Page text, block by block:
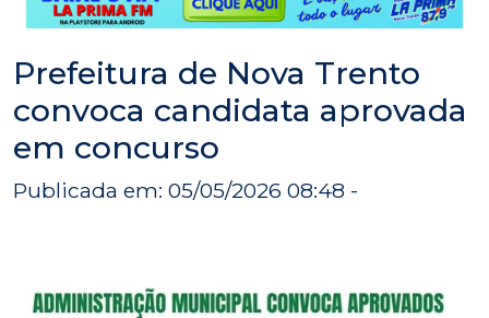
Prefeitura de Nova Trento
convoca candidata aprovada
em concurso
Publicada em: 05/05/2026 08:48 -